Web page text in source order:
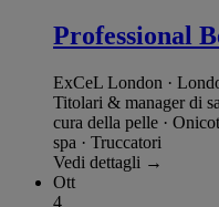
Professional
ExCeL London ·
Titolari & manager di
cura della pelle ·
spa · Truccatori
Vedi dettagli →
Ott
4